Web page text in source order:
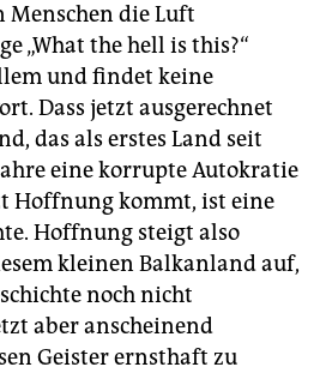
die Luft
„What the hell is this?“
und findet keine
Dass jetzt ausgerechnet
das als erstes Land seit
eine korrupte Autokratie
Hoffnung kommt, ist eine
Hoffnung steigt also
kleinen Balkanland auf,
noch nicht
aber anscheinend
Geister ernsthaft zu